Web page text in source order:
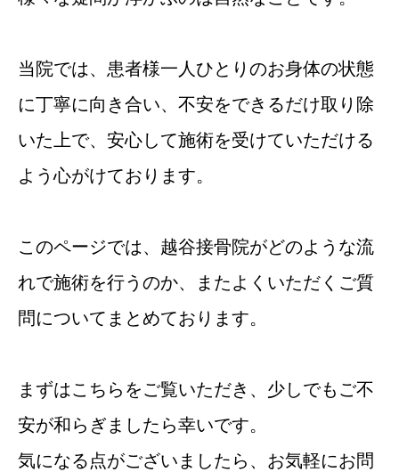
当院では、患者様一人ひとりのお身体の状態
に丁寧に向き合い、不安をできるだけ取り除
いた上で、安心して施術を受けていただける
よう心がけております。
このページでは、越谷接骨院がどのような流
れで施術を行うのか、またよくいただくご質
問についてまとめております。
まずはこちらをご覧いただき、少しでもご不
安が和らぎましたら幸いです。
気になる点がございましたら、お気軽にお問